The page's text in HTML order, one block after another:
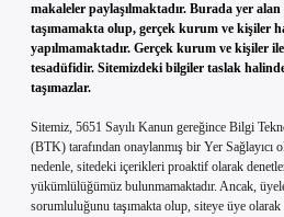
makaleler paylaşılmaktadır. Burada yer
taşımamakta olup, gerçek kurum ve kişiler
yapılmamaktadır. Gerçek kurum ve kişiler
tesadüfidir. Sitemizdeki bilgiler taslak
taşımazlar.
Sitemiz, 5651 Sayılı Kanun gereğince Bilgi
(BTK) tarafından onaylanmış bir Yer Sağlayıcı
nedenle, sitedeki içerikleri proaktif olarak
yükümlülüğümüz bulunmamaktadır. Ancak,
sorumluluğunu taşımakta olup, siteye üye